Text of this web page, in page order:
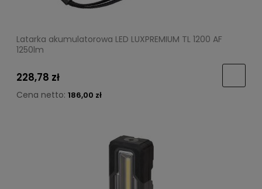
Latarka akumulatorowa LED LUXPREMIUM TL 1200 AF
1250lm
228,78 zł
Cena netto: 186,00 zł